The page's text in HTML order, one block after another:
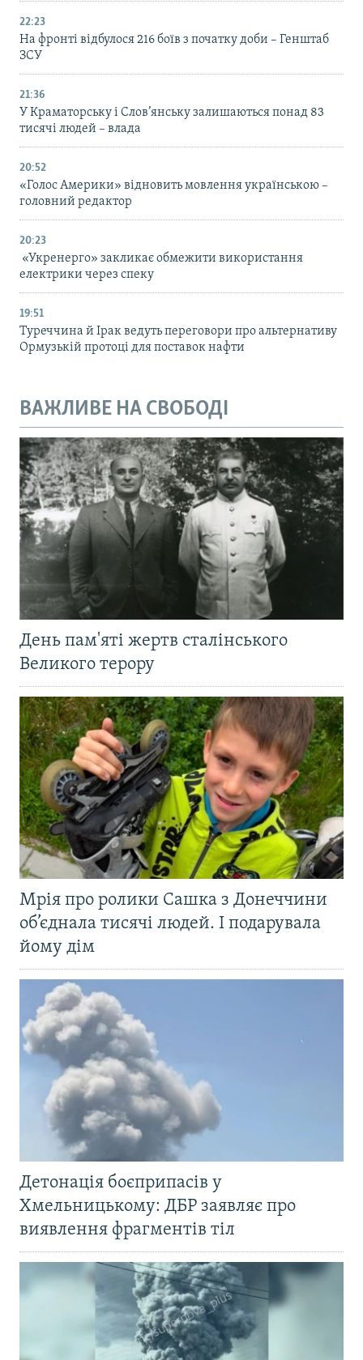
22:23
На фронті відбулося 216 боїв з початку доби – Генштаб
ЗСУ
21:36
У Краматорську і Слов’янську залишаються понад 83
тисячі людей – влада
20:52
«Голос Америки» відновить мовлення українською –
головний редактор
20:23
«Укренерго» закликає обмежити використання
електрики через спеку
19:51
Туреччина й Ірак ведуть переговори про альтернативу
Ормузькій протоці для поставок нафти
ВАЖЛИВЕ НА СВОБОДІ
День пам'яті жертв сталінського
Великого терору
Мрія про ролики Сашка з Донеччини
об’єднала тисячі людей. І подарувала
йому дім
Детонація боєприпасів у
Хмельницькому: ДБР заявляє про
виявлення фрагментів тіл